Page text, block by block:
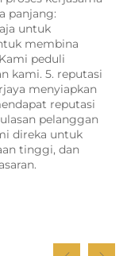
panjang:
untuk
membina
peduli
kami. 5. reputasi
menyiapkan
reputasi
pelanggan
direka untuk
tinggi, dan